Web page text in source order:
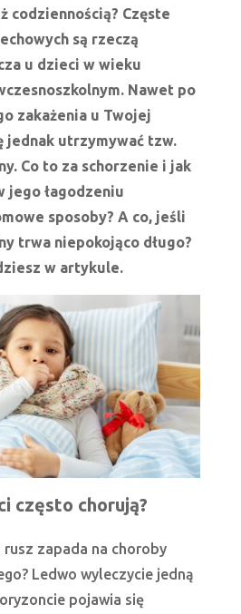
codziennością? Częste
są rzeczą
u dzieci w wieku
Nawet po
zakażenia u Twojej
jednak utrzymywać tzw.
Co to za schorzenie i jak
jego łagodzeniu
sposoby? A co, jeśli
trwa niepokojąco długo?
w artykule.
często chorują?
zapada na choroby
Ledwo wyleczycie jedną
pojawia się